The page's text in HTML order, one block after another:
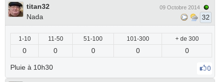
titan32
Nada
09 Octobre 2014
32
1-10 11-50 51-100 101-300 + de 300
0 0 0 0 0
Pluie à 10h30 0